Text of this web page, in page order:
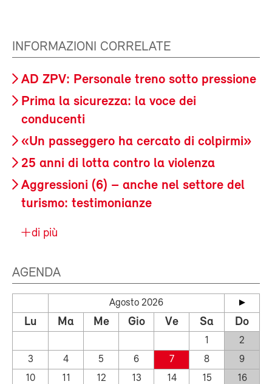
INFORMAZIONI CORRELATE
AD ZPV: Personale treno sotto pressione
Prima la sicurezza: la voce dei
conducenti
«Un passeggero ha cercato di colpirmi»
25 anni di lotta contro la violenza
Aggressioni (6) – anche nel settore del
turismo: testimonianze
di più
AGENDA
Agosto 2026
Lu Ma Me Gio Ve Sa Do
1
2
3
4 5 6 7 8
9
10
11 12 13 14 15
16